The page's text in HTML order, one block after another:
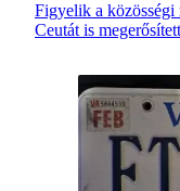
Figyelik a közösségi
Ceutát is